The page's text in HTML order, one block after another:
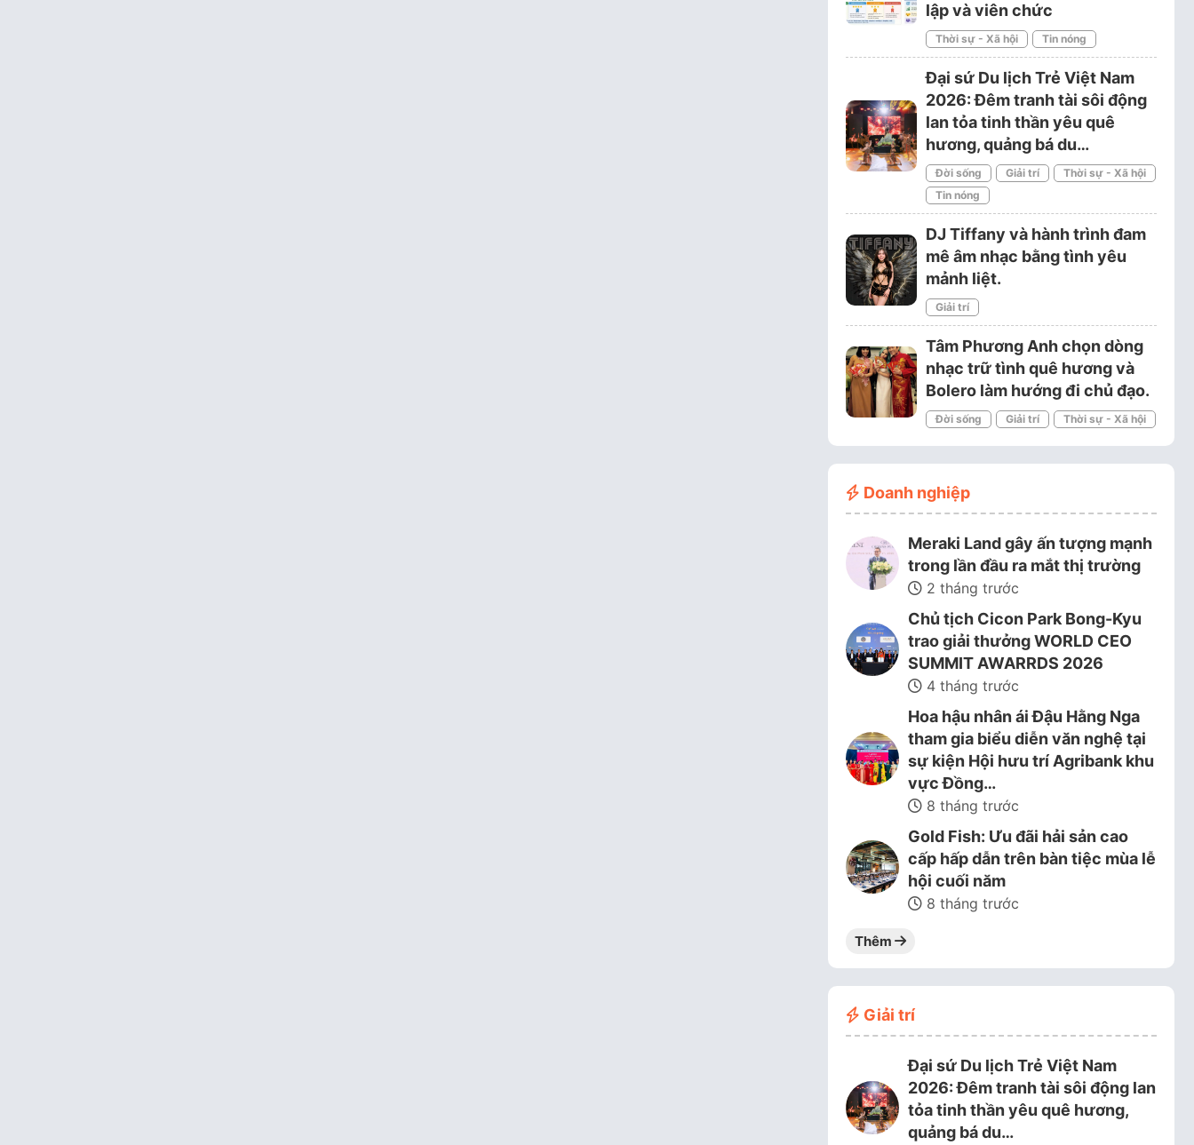
lập và viên chức
Thời sự - Xã hội Tin nóng
Đại sứ Du lịch Trẻ Việt Nam
2026: Đêm tranh tài sôi động
lan tỏa tinh thần yêu quê
hương, quảng bá du…
Đời sống Giải trí
Thời sự - Xã hội
Tin nóng
DJ Tiffany và hành trình đam
mê âm nhạc bằng tình yêu
mảnh liệt.
Giải trí
Tâm Phương Anh chọn dòng
nhạc trữ tình quê hương và
Bolero làm hướng đi chủ đạo.
Đời sống Giải trí Thời sự - Xã hội
Doanh nghiệp
Meraki Land gây ấn tượng mạnh
trong lần đầu ra mắt thị trường
2 tháng trước
Chủ tịch Cicon Park Bong-Kyu
trao giải thưởng WORLD CEO
SUMMIT AWARRDS 2026
4 tháng trước
Hoa hậu nhân ái Đậu Hằng Nga
tham gia biểu diễn văn nghệ tại
sự kiện Hội hưu trí Agribank khu
vực Đồng…
8 tháng trước
Gold Fish: Ưu đãi hải sản cao
cấp hấp dẫn trên bàn tiệc mùa lễ
hội cuối năm
8 tháng trước
Thêm
Giải trí
Đại sứ Du lịch Trẻ Việt Nam
2026: Đêm tranh tài sôi động lan
tỏa tinh thần yêu quê hương,
quảng bá du…